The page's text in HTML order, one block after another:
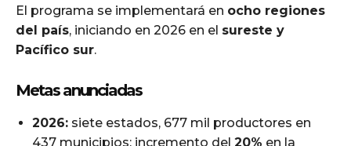
El programa se implementará en ocho regiones
del país, iniciando en 2026 en el sureste y
Pacífico sur.
Metas anunciadas
2026: siete estados, 677 mil productores en
437 municipios; incremento del 20% en la